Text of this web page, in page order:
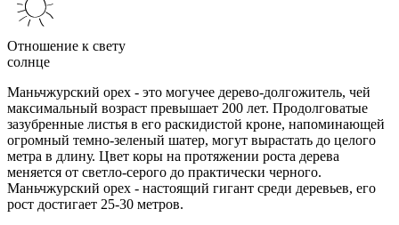
Отношение к свету
солнце
Маньчжурский орех - это могучее дерево-долгожитель, чей
максимальный возраст превышает 200 лет. Продолговатые
зазубренные листья в его раскидистой кроне, напоминающей
огромный темно-зеленый шатер, могут вырастать до целого
метра в длину. Цвет коры на протяжении роста дерева
меняется от светло-серого до практически черного.
Маньчжурский орех - настоящий гигант среди деревьев, его
рост достигает 25-30 метров.